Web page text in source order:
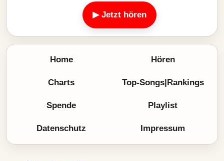
▶ Jetzt hören
Home Hören
Charts Top-Songs|Rankings
Spende Playlist
Datenschutz Impressum